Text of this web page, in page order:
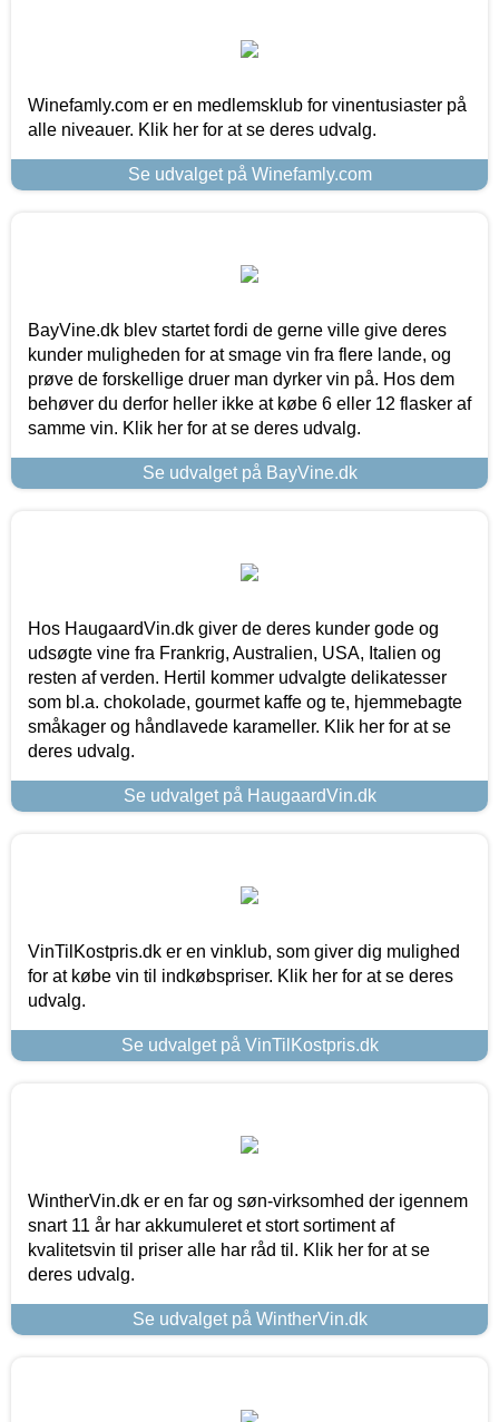
Winefamly.com er en medlemsklub for vinentusiaster på
alle niveauer. Klik her for at se deres udvalg.
Se udvalget på Winefamly.com
BayVine.dk blev startet fordi de gerne ville give deres
kunder muligheden for at smage vin fra flere lande, og
prøve de forskellige druer man dyrker vin på. Hos dem
behøver du derfor heller ikke at købe 6 eller 12 flasker af
samme vin. Klik her for at se deres udvalg.
Se udvalget på BayVine.dk
Hos HaugaardVin.dk giver de deres kunder gode og
udsøgte vine fra Frankrig, Australien, USA, Italien og
resten af verden. Hertil kommer udvalgte delikatesser
som bl.a. chokolade, gourmet kaffe og te, hjemmebagte
småkager og håndlavede karameller. Klik her for at se
deres udvalg.
Se udvalget på HaugaardVin.dk
VinTilKostpris.dk er en vinklub, som giver dig mulighed
for at købe vin til indkøbspriser. Klik her for at se deres
udvalg.
Se udvalget på VinTilKostpris.dk
WintherVin.dk er en far og søn-virksomhed der igennem
snart 11 år har akkumuleret et stort sortiment af
kvalitetsvin til priser alle har råd til. Klik her for at se
deres udvalg.
Se udvalget på WintherVin.dk